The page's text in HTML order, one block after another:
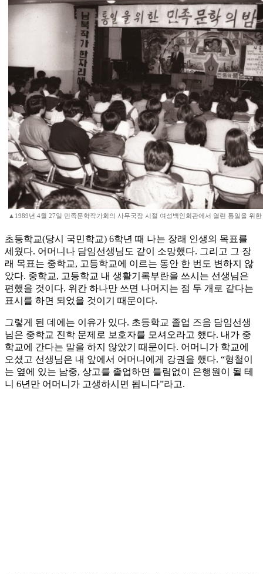
▲1989년 4월 27일 민족문학작가회의 사무국장 시절 여성백인회관에서 열린 통일을 위
초등학교(당시 국민학교) 6학년 때 나는 장래 인생의 목표를
세웠다. 어머니나 담임선생님도 같이 소망했다. 그리고 그 장
래 목표는 중학교, 고등학교에 이르는 동안 한 번도 변하지 않
았다. 중학교, 고등학교 내 생활기록부란을 쓰시는 선생님은
편했을 것이다. 위칸 하나만 쓰면 나머지는 점 두 개로 같다는
표시를 하면 되었을 것이기 때문이다.
그렇게 된 데에는 이유가 있다. 초등학교 졸업 즈음 담임선생
님은 중학교 진학 문제로 보호자를 모셔오라고 했다. 내가 중
학교에 간다는 말을 하지 않았기 때문이다. 어머니가 학교에
오셨고 선생님은 내 앞에서 어머니에게 강권을 했다. “형철이
는 옆에 있는 남중, 상고를 졸업하면 틀림없이 은행원이 될 테
니 6년만 어머니가 고생하시면 됩니다”라고.